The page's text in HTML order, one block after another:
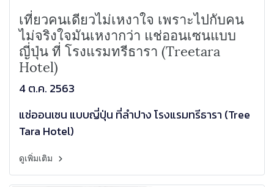
เที่ยวคนเดียวไม่เหงาใจ เพราะไปกับคน
ไม่จริงใจมันเหงากว่า แช่ออนเซนแบบ
ญี่ปุ่น ที่ โรงแรมทรีธารา (Treetara
Hotel)
4 ต.ค. 2563
แช่ออนเซน แบบญี่ปุ่น ที่ลำปาง โรงแรมทรีธารา (Tree
Tara Hotel)
ดูเพิ่มเติม